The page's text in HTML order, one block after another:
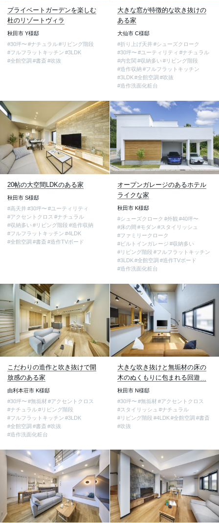
プライベートガーデンを楽しむ
杜のリゾートヴィラ
秋田市 Y様邸
#30坪〜 #ナチュラル#リビング階段
#フルフラットキッチン #3LDK
#全館空調 #書斎 #吹抜
大きな窓が特徴的な吹き抜けの
ある家
大仙市 C様邸
#折り上げ天井 #シューズクローク
#30坪〜 #ユーティリティ #ナチュラル
#内玄関 #収納多い #リビング階段
#造作収納 #フルフラットキッチン
#3LDK #全館空調 #吹抜
#造作洗面化粧台
20帖の大空間LDKのある家
秋田市 S様邸
#高天井 #30坪〜 #ユーティリティ
#アクセントクロス #ナチュラル
#収納多い #リビング階段 #造作収納
#フルフラットキッチン #4LDK
#全館空調 #書斎 #造作TVボード
オープンガレージのあるホテル
ライクな家
秋田市 K様邸
#シューズクローク #外観 #40坪〜
#床の間 #モダン #スタイリッシュ
#ファミリークローク
#ビルトインガレージ #収納多い
#リビング階段 #フルフラットキッチン
#3LDK #全館空調 #造作TVボード
#造作洗面化粧台
こだわりの造作と吹き抜けで開
放感のある家
由利本荘市 K様邸
#30坪〜 #無垢材#アクセントクロス
#ナチュラル#リビング階段
#フルフラットキッチン #3LDK
#全館空調 #書斎 #吹抜
#造作洗面化粧台
大きな吹き抜けと無垢材の床の
木のぬくもりに包まれる回遊動
線の家
秋田市 N様邸
#30坪〜 #無垢材 #アクセントクロス
#スタイリッシュ #ナチュラル
#リビング階段 #4LDK #全館空調 #書斎
#吹抜